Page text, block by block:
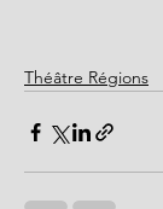
Théâtre Régions